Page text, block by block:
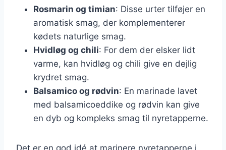
Rosmarin og timian: Disse urter tilføjer en
aromatisk smag, der komplementerer
kødets naturlige smag.
Hvidløg og chili: For dem der elsker lidt
varme, kan hvidløg og chili give en dejlig
krydret smag.
Balsamico og rødvin: En marinade lavet
med balsamicoeddike og rødvin kan give
en dyb og kompleks smag til nyretapperne.
Det er en god idé at marinere nyretapperne i